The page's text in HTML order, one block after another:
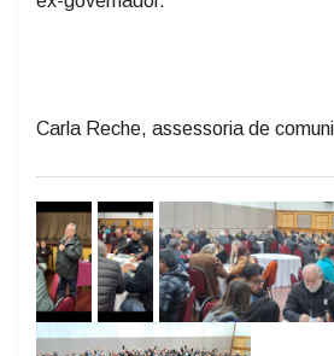
Carla Reche, assessoria de